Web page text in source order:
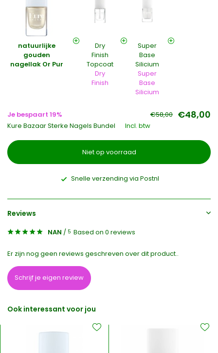
natuurlijke
gouden
nagellak Or Pur
Dry
Finish
Topcoat
Dry
Finish
Super
Base
Silicium
Super
Base
Silicium
Je bespaart 19% €58,00 €48,00
Kure Bazaar Sterke Nagels Bundel Incl. btw
Niet op voorraad
Snelle verzending via Postnl
Reviews
NAN / 5 Based on 0 reviews
Er zijn nog geen reviews geschreven over dit product..
Schrijf je eigen review
Ook interessant voor jou